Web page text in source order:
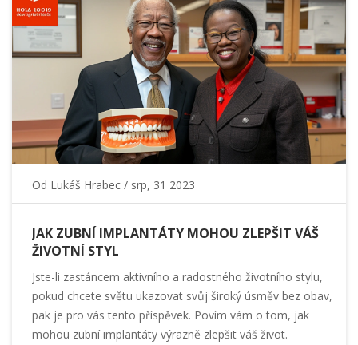
Od Lukáš Hrabec / srp, 31 2023
JAK ZUBNÍ IMPLANTÁTY MOHOU ZLEPŠIT VÁŠ
ŽIVOTNÍ STYL
Jste-li zastáncem aktivního a radostného životního stylu,
pokud chcete světu ukazovat svůj široký úsměv bez obav,
pak je pro vás tento příspěvek. Povím vám o tom, jak
mohou zubní implantáty výrazně zlepšit váš život.